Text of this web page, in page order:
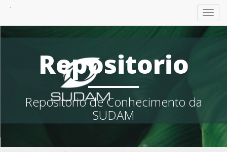
Repositorio
Repositorio de Conhecimento da
SUDAM